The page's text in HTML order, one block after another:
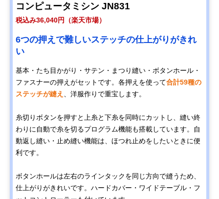
コンピュータミシン JN831
税込み36,040円（楽天市場）
6つの押えで難しいステッチの仕上がりがきれ
い
基本・たち目かがり・サテン・まつり縫い・ボタンホール・
ファスナーの押えがセットです。各押えを使って合計59種の
ステッチが縫え
、洋服作りで重宝します。
糸切りボタンを押すと上糸と下糸を同時にカットし、縫い終
わりに自動で糸を切るプログラム機能も搭載しています。自
動返し縫い・止め縫い機能は、ほつれ止めをしたいときに便
利です。
ボタンホールは左右のラインタックを同じ方向で縫うため、
仕上がりがきれいです。ハードカバー・ワイドテーブル・フ